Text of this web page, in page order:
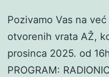
Pozivamo Vas na
otvorenih vrata AŽ,
prosinca 2025. od
PROGRAM: